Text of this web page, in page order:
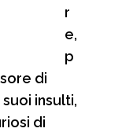
r
e,
p
di
insulti,
di